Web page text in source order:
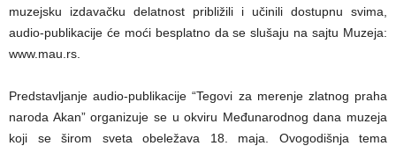
muzejsku izdavačku delatnost približili i učinili dostupnu svima,
audio-publikacije će moći besplatno da se slušaju na sajtu Muzeja:
www.mau.rs.
Predstavljanje audio-publikacije “Tegovi za merenje zlatnog praha
naroda Akan” organizuje se u okviru Međunarodnog dana muzeja
koji se širom sveta obeležava 18. maja. Ovogodišnja tema